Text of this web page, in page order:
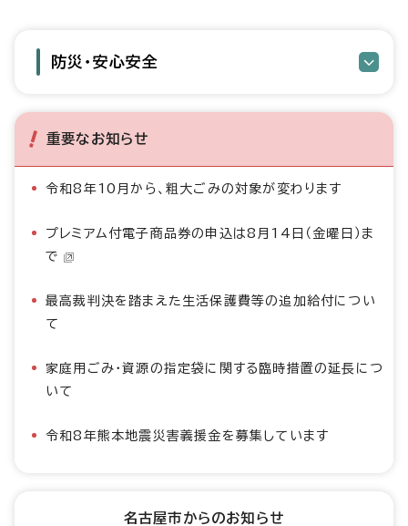
防災・安心安全
重要なお知らせ
令和8年10月から、粗大ごみの対象が変わります
プレミアム付電子商品券の申込は8月14日（金曜日）ま
で
最高裁判決を踏まえた生活保護費等の追加給付につい
て
家庭用ごみ・資源の指定袋に関する臨時措置の延長につ
いて
令和8年熊本地震災害義援金を募集しています
名古屋市からのお知らせ